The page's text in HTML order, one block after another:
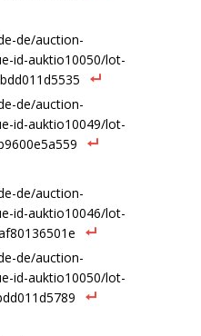
de/auction-
id-auktio10050/lot-
de/auction-
id-auktio10049/lot-
de/auction-
id-auktio10046/lot-
de/auction-
id-auktio10050/lot-